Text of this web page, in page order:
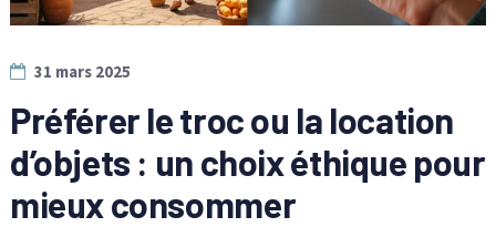
31 mars 2025
Préférer le troc ou la location
d’objets : un choix éthique pour
mieux consommer